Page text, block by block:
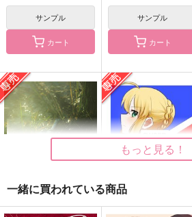
Gule gule
1,100円 （税込）
メフメト2世×コンスタンティノス11世
水蝶亭
982円（税込）
不死川実弥×竈門禰豆子
サンプル
サンプル
カート
サンプル
カート
もっと見る！
一緒に買われている商品